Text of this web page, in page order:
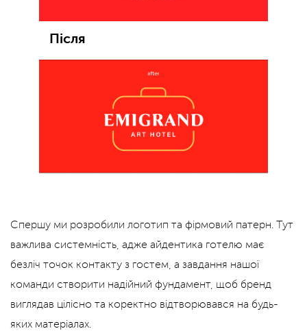
Після
Спершу ми розробили логотип та фірмовий патерн. Тут
важлива системність, адже айдентика готелю має
безліч точок контакту з гостем, а завдання нашої
команди створити надійний фундамент, щоб бренд
виглядав цілісно та коректно відтворювався на будь-
яких матеріалах.